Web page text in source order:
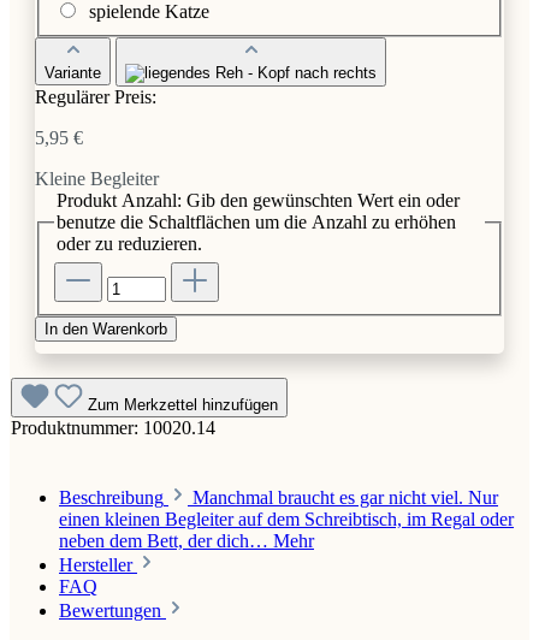
spielende Katze
Variante
Regulärer Preis:
5,95 €
Kleine Begleiter
Produkt Anzahl: Gib den gewünschten Wert ein oder
benutze die Schaltflächen um die Anzahl zu erhöhen
oder zu reduzieren.
In den Warenkorb
Zum Merkzettel hinzufügen
Produktnummer: 10020.14
Beschreibung
Manchmal braucht es gar nicht viel. Nur
einen kleinen Begleiter auf dem Schreibtisch, im Regal oder
neben dem Bett, der dich… Mehr
Hersteller
FAQ
Bewertungen